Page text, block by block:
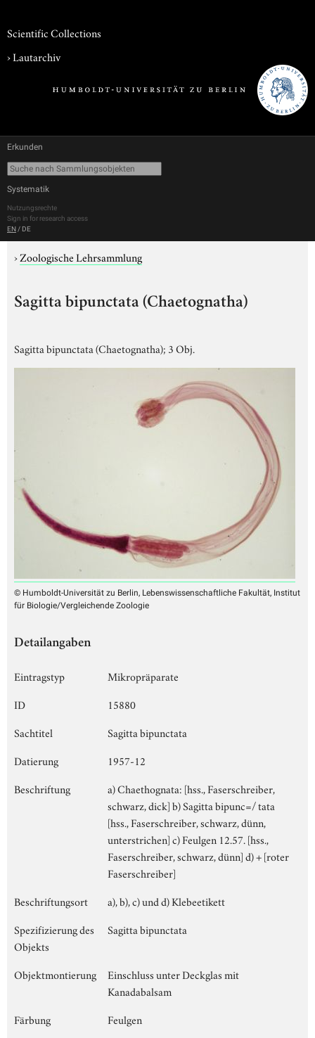
Scientific Collections
›Lautarchiv
Erkunden
Systematik
Nutzungsrechte
Sign in for research access
EN / DE
›Zoologische Lehrsammlung
Sagitta bipunctata (Chaetognatha)
Sagitta bipunctata (Chaetognatha); 3 Obj.
© Humboldt-Universität zu Berlin, Lebenswissenschaftliche Fakultät, Institut
für Biologie/Vergleichende Zoologie
Detailangaben
Eintragstyp
Mikropräparate
ID
15880
Sachtitel
Sagitta bipunctata
Datierung
1957-12
Beschriftung
a) Chaethognata: [hss., Faserschreiber,
schwarz, dick] b) Sagitta bipunc=/ tata
[hss., Faserschreiber, schwarz, dünn,
unterstrichen] c) Feulgen 12.57. [hss.,
Faserschreiber, schwarz, dünn] d) + [roter
Faserschreiber]
Beschriftungsort
a), b), c) und d) Klebeetikett
Spezifizierung des
Objekts
Sagitta bipunctata
Objektmontierung
Einschluss unter Deckglas mit
Kanadabalsam
Färbung
Feulgen